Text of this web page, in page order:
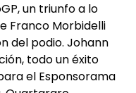
un triunfo a lo
Franco Morbidelli
del podio. Johann
todo un éxito
el Esponsorama